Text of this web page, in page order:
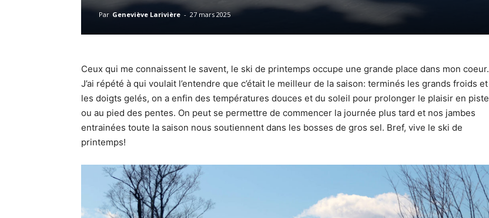
Par Geneviève Larivière - 27 mars 2025
Ceux qui me connaissent le savent, le ski de printemps occupe une grande place dans mon coeur.
J’ai répété à qui voulait l’entendre que c’était le meilleur de la saison: terminés les grands froids et
les doigts gelés, on a enfin des températures douces et du soleil pour prolonger le plaisir en piste
ou au pied des pentes. On peut se permettre de commencer la journée plus tard et nos jambes
entrainées toute la saison nous soutiennent dans les bosses de gros sel. Bref, vive le ski de
printemps!